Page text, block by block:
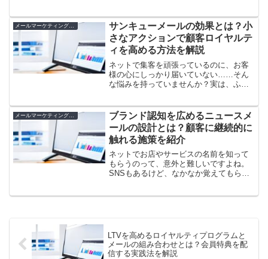
するんです。でも、どう連携すればいい
のか分からないし、失...
メールマーケティングとLTV向上
サンキューメールの効果とは？小
さなアクションで顧客ロイヤルテ
ィを高める方法を解説
ネットで集客を頑張っているのに、お客
様の心にしっかり届いていない……そん
な悩みを持っていませんか？実は、ふだ
んです。簡単そうだけど、ちゃんと送れ
ている人は意外と少ないも...
ブランド認知を広めるニュースメ
ールの設計とは？顧客に継続的に
触れる施策を紹介
ネットでお店やサービスの名前を知って
もらうのって、意外と難しいですよね。
SNSもあるけど、なかなか覚えてもらえ
LTVを高めるロイヤルティプログラムと
メールの組み合わせとは？会員特典を配
信する実践法を解説